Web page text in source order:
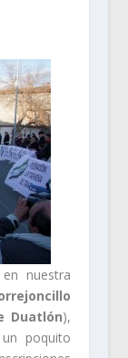
nuestra
Duatlón),
poquito